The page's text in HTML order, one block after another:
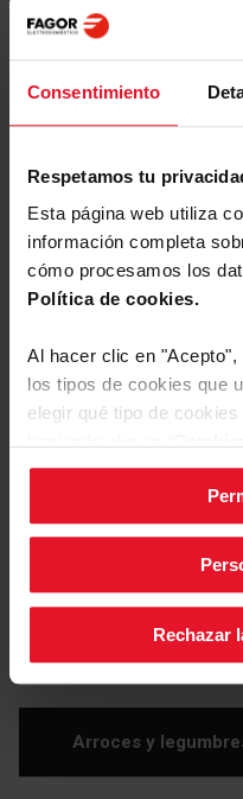
Consentimiento
Respetamos tu
Esta página web utiliza
información completa
cómo procesamos los
Política de cookies.
Al hacer clic en
los tipos de cookies que
elegir qué tipo de
Puedes cambiar la
momento, pulsando el
derecha de la pantalla.
Rechazar
Añadimos sal y
Ponemos la
una fuente y la
croquetas.
las pasamos por
Después las
muy caliente, con
Carnes
Verduras y ensaladas
Pastas y pizzas
Arroces y